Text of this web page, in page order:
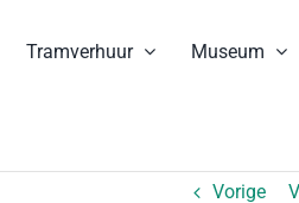
Tramverhuur Museum
Vorige